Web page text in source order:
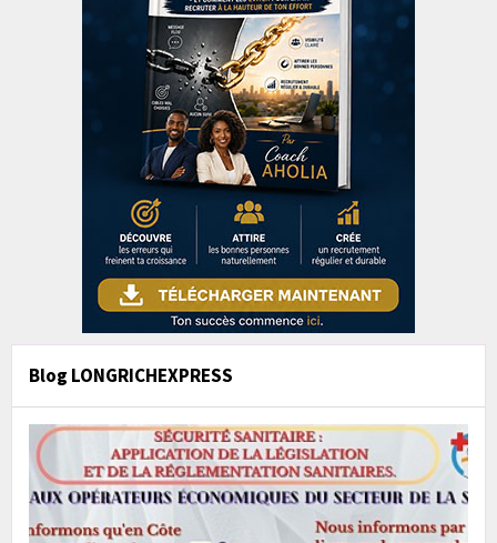
Blog LONGRICHEXPRESS